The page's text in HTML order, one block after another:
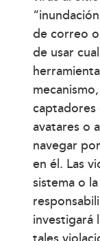
de correo
de usar
avatares o
navegar
en él. Las
sistema o
investigará